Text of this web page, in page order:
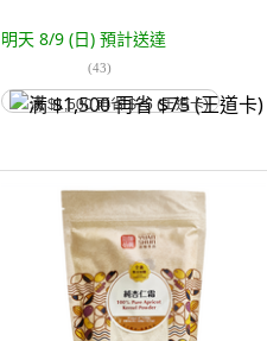
明天 8/9 (日) 預計送達
(43)
满 $1,500 再省 $75 (王道卡)